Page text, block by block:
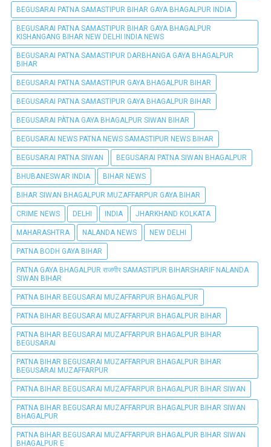
BEGUSARAI PATNA SAMASTIPUR BIHAR GAYA BHAGALPUR INDIA
BEGUSARAI PATNA SAMASTIPUR BIHAR GAYA BHAGALPUR
KISHANGANG BIHAR NEW DELHI INDIA NEWS
BEGUSARAI PATNA SAMASTIPUR DARBHANGA GAYA BHAGALPUR
BIHAR
BEGUSARAI PATNA SAMASTIPUR GAYA BHAGALPUR BIHAR
BEGUSARAI PATNA SAMASTIPUR GAYA BHAGALPUR BIHAR
BEGUSARAI PÀTNA GAYA BHAGALPUR SIWAN BIHAR
BEGUSARAI NEWS PATNA NEWS SAMASTIPUR NEWS BIHAR
BEGUSARAI PATNA SIWAN BEGUSARAI PATNA SIWAN BHAGALPUR
BHUBANESWAR INDIA BIHAR NEWS
BIHAR SIWAN BHAGALPUR MUZAFFARPUR GAYA BIHAR
CRIME NEWS DELHI INDIA JHARKHAND KOLKATA
MAHARASHTRA NALANDA NEWS NEW DELHI
PATNA BODH GAYA BIHAR
PATNA GAYA BHAGALPUR राजगीर SAMASTIPUR BIHARSHARIF NALANDA
SIWAN BIHAR
PATNA BIHAR BEGUSARAI MUZAFFARPUR BHAGALPUR
PATNA BIHAR BEGUSARAI MUZAFFARPUR BHAGALPUR BIHAR
PATNA BIHAR BEGUSARAI MUZAFFARPUR BHAGALPUR BIHAR
BEGUSARAI
PATNA BIHAR BEGUSARAI MUZAFFARPUR BHAGALPUR BIHAR
BEGUSARAI MUZAFFARPUR
PATNA BIHAR BEGUSARAI MUZAFFARPUR BHAGALPUR BIHAR SIWAN
PATNA BIHAR BEGUSARAI MUZAFFARPUR BHAGALPUR BIHAR SIWAN
BHAGALPUR
PATNA BIHAR BEGUSARAI MUZAFFARPUR BHAGALPUR BIHAR SIWAN
BHAGALPUR E